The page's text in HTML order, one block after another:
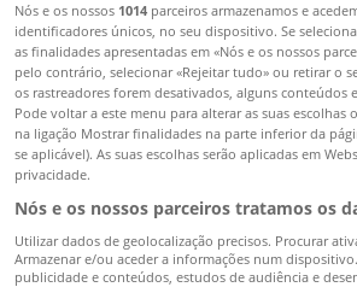
Nós e os nossos 1014 parceiros armazenamos e
identificadores únicos, no seu dispositivo. Se
as finalidades apresentadas em «Nós e os nossos
pelo contrário, selecionar «Rejeitar tudo» ou retirar o
os rastreadores forem desativados, alguns conteúdos
Pode voltar a este menu para alterar as suas
na ligação Mostrar finalidades na parte inferior da
se aplicável). As suas escolhas serão aplicadas em
privacidade.
Nós e os nossos parceiros tratamos os
Utilizar dados de geolocalização precisos. Procurar
Armazenar e/ou aceder a informações num
publicidade e conteúdos, estudos de audiência e